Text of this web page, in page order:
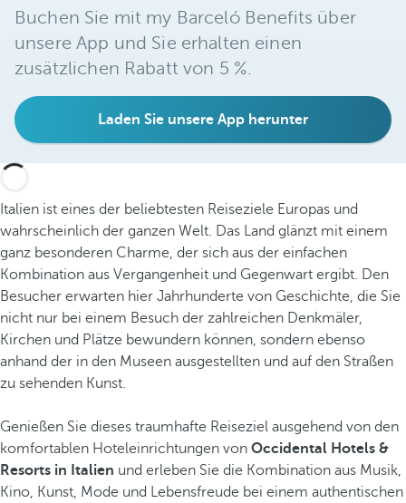
Buchen Sie mit my Barceló Benefits über
unsere App und Sie erhalten einen
zusätzlichen Rabatt von 5 %.
Laden Sie unsere App herunter
Italien ist eines der beliebtesten Reiseziele Europas und
wahrscheinlich der ganzen Welt. Das Land glänzt mit einem
ganz besonderen Charme, der sich aus der einfachen
Kombination aus Vergangenheit und Gegenwart ergibt. Den
Besucher erwarten hier Jahrhunderte von Geschichte, die Sie
nicht nur bei einem Besuch der zahlreichen Denkmäler,
Kirchen und Plätze bewundern können, sondern ebenso
anhand der in den Museen ausgestellten und auf den Straßen
zu sehenden Kunst.
Genießen Sie dieses traumhafte Reiseziel ausgehend von den
komfortablen Hoteleinrichtungen von Occidental Hotels &
Resorts in Italien und erleben Sie die Kombination aus Musik,
Kino, Kunst, Mode und Lebensfreude bei einem authentischen